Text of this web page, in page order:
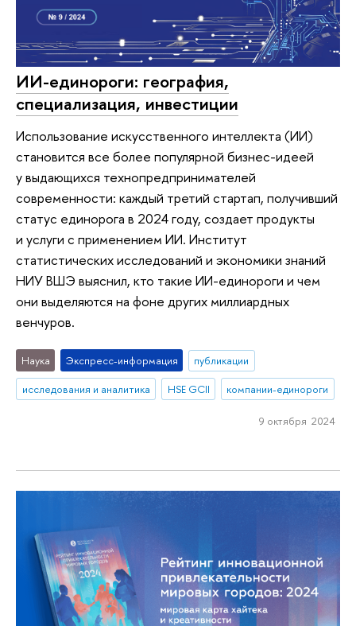
ИИ-единороги: география,
специализация, инвестиции
Использование искусственного интеллекта (ИИ)
становится все более популярной бизнес-идеей
у выдающихся технопредпринимателей
современности: каждый третий стартап, получивший
статус единорога в 2024 году, создает продукты
и услуги с применением ИИ. Институт
статистических исследований и экономики знаний
НИУ ВШЭ выяснил, кто такие ИИ-единороги и чем
они выделяются на фоне других миллиардных
венчуров.
Наука Экспресс-информация
публикации
исследования и аналитика
HSE GCII компании-единороги
9 октября 2024